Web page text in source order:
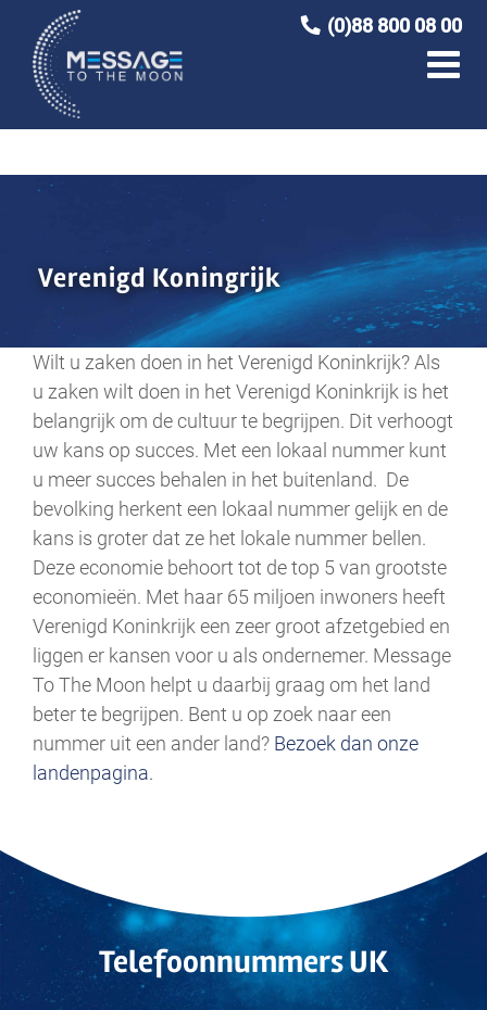
(0)88 800 08 00
naar
inhoud
Verenigd Koningrijk
Wilt u zaken doen in het Verenigd Koninkrijk? Als
u zaken wilt doen in het Verenigd Koninkrijk is het
belangrijk om de cultuur te begrijpen. Dit verhoogt
uw kans op succes. Met een lokaal nummer kunt
u meer succes behalen in het buitenland. De
bevolking herkent een lokaal nummer gelijk en de
kans is groter dat ze het lokale nummer bellen.
Deze economie behoort tot de top 5 van grootste
economieën. Met haar 65 miljoen inwoners heeft
Verenigd Koninkrijk een zeer groot afzetgebied en
liggen er kansen voor u als ondernemer. Message
To The Moon helpt u daarbij graag om het land
beter te begrijpen. Bent u op zoek naar een
nummer uit een ander land? Bezoek dan onze
landenpagina.
Telefoonnummers UK